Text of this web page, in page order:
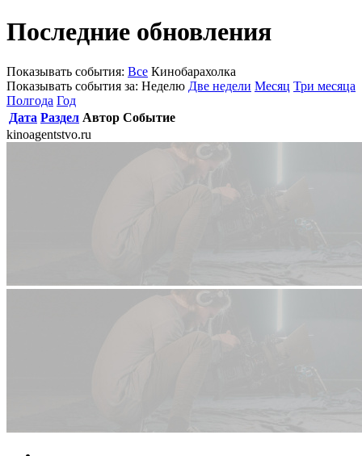
Последние обновления
Показывать события: Все Кинобарахолка
Показывать события за: Неделю Две недели Месяц Три месяца
Полгода Год
Дата Раздел Автор Событие
kinoagentstvo.ru